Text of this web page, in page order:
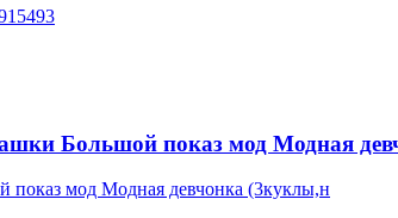
Большой показ мод Модная